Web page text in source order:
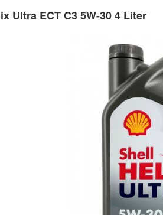
Ultra ECT C3 5W-30 4 Liter